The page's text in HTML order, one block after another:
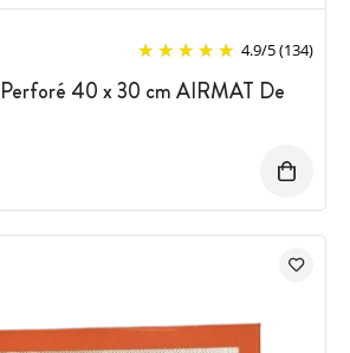
4.9/5(134)
Perforé 40 x 30 cm AIRMAT De
: